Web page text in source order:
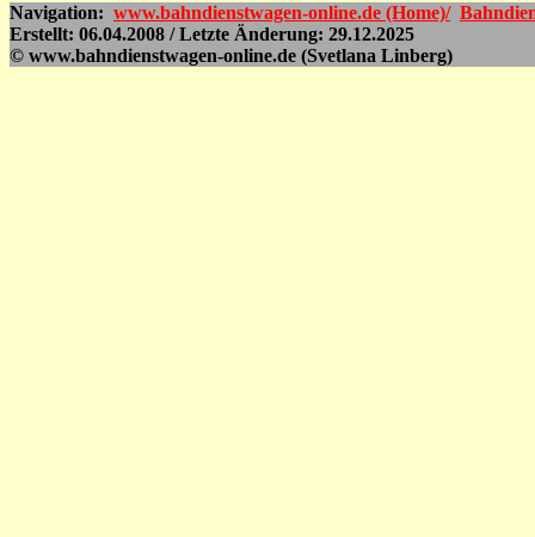
Navigation: www.bahndienstwagen-online.de (Home)/
Erstellt: 06.04.2008 / Letzte Änderung: 29.12.2025
© www.bahndienstwagen-online.de (Svetlana Linberg)